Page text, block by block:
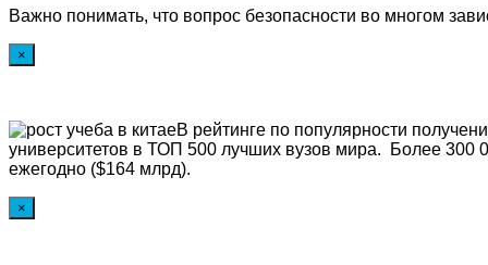
Важно понимать, что вопрос безопасности во многом
×
В рейтинге по популярности
университетов в ТОП 500 лучших вузов мира. Более 300
ежегодно ($164 млрд).
×